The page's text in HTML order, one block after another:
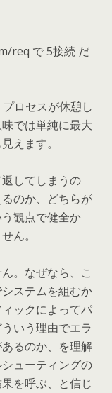
req で 5接続 だ
ロセスが休憩し
では単純に最大
えます。
してしまうの
のか、どちらが
観点で健全か
ん。
。なぜなら、こ
ステムを組むか
ックによってパ
いう理由でエラ
るのか、を理解
ューティングの
を呼ぶ、と信じ